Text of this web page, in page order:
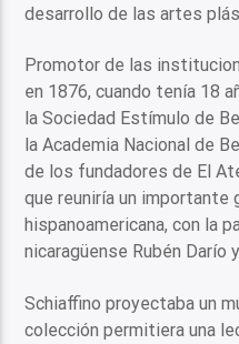
desarrollo de las artes
Promotor de las
en 1876, cuando tenía 18
la Sociedad Estímulo de
la Academia Nacional de
de los fundadores de El
que reuniría un importante
hispanoamericana, con la
nicaragüense Rubén Darío
Schiaffino proyectaba un
colección permitiera una